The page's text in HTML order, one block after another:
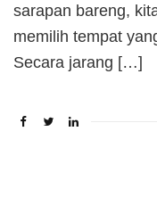
sarapan bareng,
memilih tempat
Secara jarang […]